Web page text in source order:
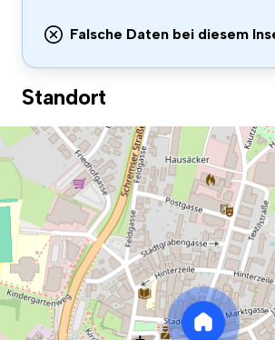
Falsche Daten bei diesem
Standort